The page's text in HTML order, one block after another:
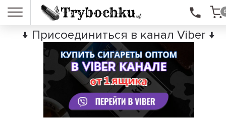
↓ Присоединиться в канал Viber ↓